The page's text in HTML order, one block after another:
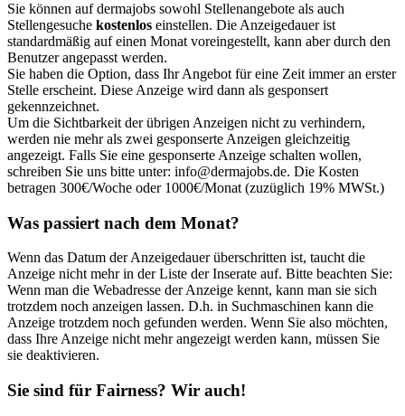
Sie können auf dermajobs sowohl Stellenangebote als auch
Stellengesuche kostenlos einstellen. Die Anzeigedauer ist
standardmäßig auf einen Monat voreingestellt, kann aber durch den
Benutzer angepasst werden.
Sie haben die Option, dass Ihr Angebot für eine Zeit immer an erster
Stelle erscheint. Diese Anzeige wird dann als gesponsert
gekennzeichnet.
Um die Sichtbarkeit der übrigen Anzeigen nicht zu verhindern,
werden nie mehr als zwei gesponserte Anzeigen gleichzeitig
angezeigt. Falls Sie eine gesponserte Anzeige schalten wollen,
schreiben Sie uns bitte unter: info@dermajobs.de. Die Kosten
betragen 300€/Woche oder 1000€/Monat (zuzüglich 19% MWSt.)
Was passiert nach dem Monat?
Wenn das Datum der Anzeigedauer überschritten ist, taucht die
Anzeige nicht mehr in der Liste der Inserate auf. Bitte beachten Sie:
Wenn man die Webadresse der Anzeige kennt, kann man sie sich
trotzdem noch anzeigen lassen. D.h. in Suchmaschinen kann die
Anzeige trotzdem noch gefunden werden. Wenn Sie also möchten,
dass Ihre Anzeige nicht mehr angezeigt werden kann, müssen Sie
sie deaktivieren.
Sie sind für Fairness? Wir auch!